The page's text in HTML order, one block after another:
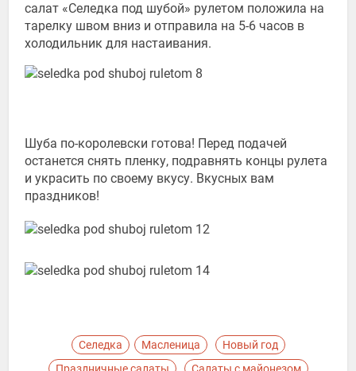
салат «Селедка под шубой» рулетом положила на
тарелку швом вниз и отправила на 5-6 часов в
холодильник для настаивания.
Шуба по-королевски готова! Перед подачей
останется снять пленку, подравнять концы рулета
и украсить по своему вкусу. Вкусных вам
праздников!
Селедка Масленица
Новый год